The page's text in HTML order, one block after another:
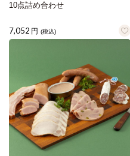
10点詰め合わせ
7,052 円 (税込)